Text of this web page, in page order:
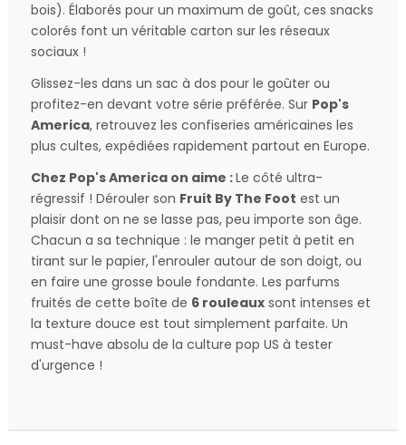
bois). Élaborés pour un maximum de goût, ces snacks
colorés font un véritable carton sur les réseaux
sociaux !
Glissez-les dans un sac à dos pour le goûter ou
profitez-en devant votre série préférée. Sur Pop's
America, retrouvez les confiseries américaines les
plus cultes, expédiées rapidement partout en Europe.
Chez Pop's America on aime :Le côté ultra-
régressif ! Dérouler son Fruit By The Foot est un
plaisir dont on ne se lasse pas, peu importe son âge.
Chacun a sa technique : le manger petit à petit en
tirant sur le papier, l'enrouler autour de son doigt, ou
en faire une grosse boule fondante. Les parfums
fruités de cette boîte de 6 rouleaux sont intenses et
la texture douce est tout simplement parfaite. Un
must-have absolu de la culture pop US à tester
d'urgence !